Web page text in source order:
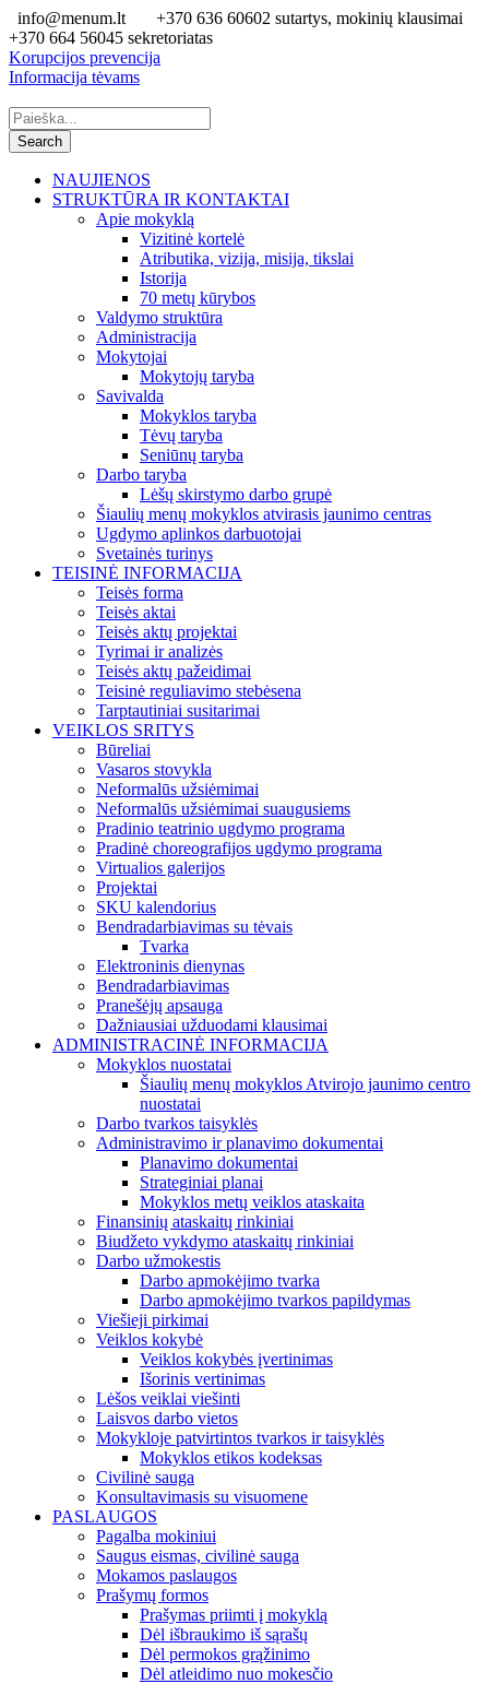
info@menum.lt
+370 636 60602 sutartys, mokinių klausimai
+370 664 56045 sekretoriatas
Korupcijos prevencija
Informacija tėvams
NAUJIENOS
STRUKTŪRA IR KONTAKTAI
Apie mokyklą
Vizitinė kortelė
Atributika, vizija, misija, tikslai
Istorija
70 metų kūrybos
Valdymo struktūra
Administracija
Mokytojai
Mokytojų taryba
Savivalda
Mokyklos taryba
Tėvų taryba
Seniūnų taryba
Darbo taryba
Lėšų skirstymo darbo grupė
Šiaulių menų mokyklos atvirasis jaunimo centras
Ugdymo aplinkos darbuotojai
Svetainės turinys
TEISINĖ INFORMACIJA
Teisės forma
Teisės aktai
Teisės aktų projektai
Tyrimai ir analizės
Teisės aktų pažeidimai
Teisinė reguliavimo stebėsena
Tarptautiniai susitarimai
VEIKLOS SRITYS
Būreliai
Vasaros stovykla
Neformalūs užsiėmimai
Neformalūs užsiėmimai suaugusiems
Pradinio teatrinio ugdymo programa
Pradinė choreografijos ugdymo programa
Virtualios galerijos
Projektai
SKU kalendorius
Bendradarbiavimas su tėvais
Tvarka
Elektroninis dienynas
Bendradarbiavimas
Pranešėjų apsauga
Dažniausiai užduodami klausimai
ADMINISTRACINĖ INFORMACIJA
Mokyklos nuostatai
Šiaulių menų mokyklos Atvirojo jaunimo centro
nuostatai
Darbo tvarkos taisyklės
Administravimo ir planavimo dokumentai
Planavimo dokumentai
Strateginiai planai
Mokyklos metų veiklos ataskaita
Finansinių ataskaitų rinkiniai
Biudžeto vykdymo ataskaitų rinkiniai
Darbo užmokestis
Darbo apmokėjimo tvarka
Darbo apmokėjimo tvarkos papildymas
Viešieji pirkimai
Veiklos kokybė
Veiklos kokybės įvertinimas
Išorinis vertinimas
Lėšos veiklai viešinti
Laisvos darbo vietos
Mokykloje patvirtintos tvarkos ir taisyklės
Mokyklos etikos kodeksas
Civilinė sauga
Konsultavimasis su visuomene
PASLAUGOS
Pagalba mokiniui
Saugus eismas, civilinė sauga
Mokamos paslaugos
Prašymų formos
Prašymas priimti į mokyklą
Dėl išbraukimo iš sąrašų
Dėl permokos grąžinimo
Dėl atleidimo nuo mokesčio